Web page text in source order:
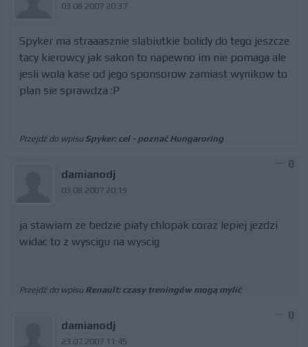
03.08.2007 20:37
Spyker ma straaasznie slabiutkie bolidy do tego jeszcze
tacy kierowcy jak sakon to napewno im nie pomaga ale
jesli wola kase od jego sponsorow zamiast wynikow to
plan sie sprawdza :P
Przejdź do wpisu Spyker: cel - poznać Hungaroring
damianodj
03.08.2007 20:19
0
ja stawiam ze bedzie piaty chlopak coraz lepiej jezdzi
widac to z wyscigu na wyscig
Przejdź do wpisu Renault: czasy treningów mogą mylić
damianodj
23.07.2007 11:45
0